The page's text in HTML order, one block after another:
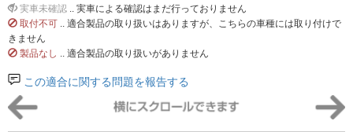
実車未確認 .. 実車による確認はまだ行っておりません
取付不可 .. 適合製品の取り扱いはありますが、こちらの車種には取り付けで
きません
製品なし .. 適合製品の取り扱いがありません
この適合に関する問題を報告する